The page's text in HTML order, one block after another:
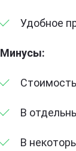
Удобное
Минусы:
В
В